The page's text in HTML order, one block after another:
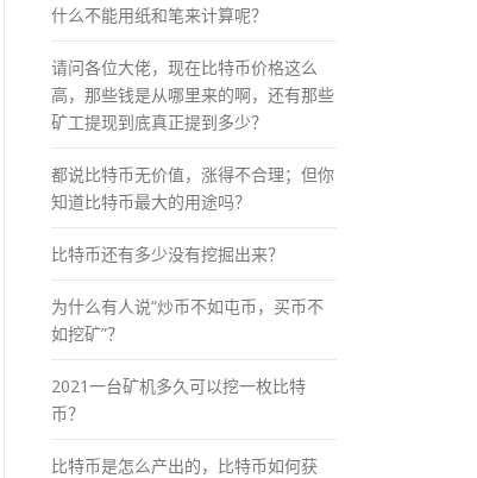
什么不能用纸和笔来计算呢？
请问各位大佬，现在比特币价格这么
高，那些钱是从哪里来的啊，还有那些
矿工提现到底真正提到多少？
都说比特币无价值，涨得不合理；但你
知道比特币最大的用途吗？
比特币还有多少没有挖掘出来？
为什么有人说“炒币不如屯币，买币不
如挖矿”？
2021一台矿机多久可以挖一枚比特
币？
比特币是怎么产出的，比特币如何获